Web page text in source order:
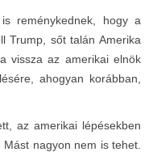
reménykednek, hogy a
Trump, sőt talán Amerika
vissza az amerikai elnök
ahogyan korábban,
az amerikai lépésekben
nagyon nem is tehet.